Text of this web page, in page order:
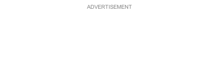
ADVERTISEMENT